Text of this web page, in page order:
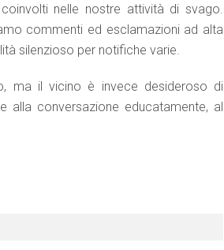
nelle nostre attività di svago.
commenti ed esclamazioni ad alta
silenzioso per notifiche varie.
ma il vicino è invece desideroso di
alla conversazione educatamente, al